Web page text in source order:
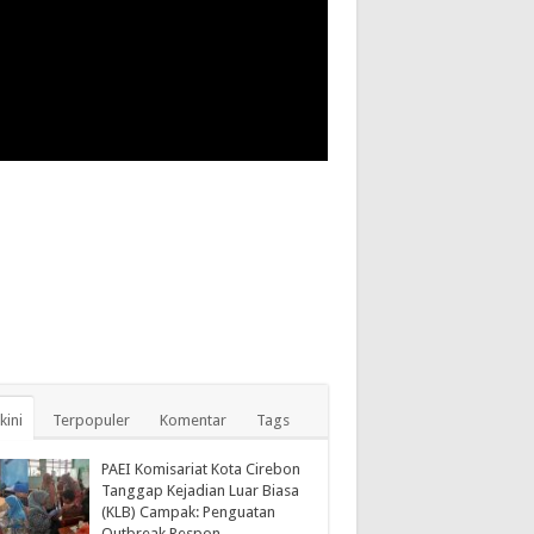
Terpopuler Komentar Tags
PAEI Komisariat Kota Cirebon
Tanggap Kejadian Luar Biasa
(KLB) Campak: Penguatan